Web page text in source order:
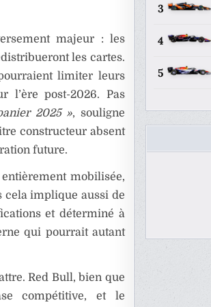
majeur : les
les cartes.
limiter leurs
l’ère post-2026. Pas
2025 », souligne
constructeur absent
future.
mobilisée,
cela implique aussi de
et déterminé à
qui pourrait autant
Red Bull, bien que
compétitive, et le
3
4
5